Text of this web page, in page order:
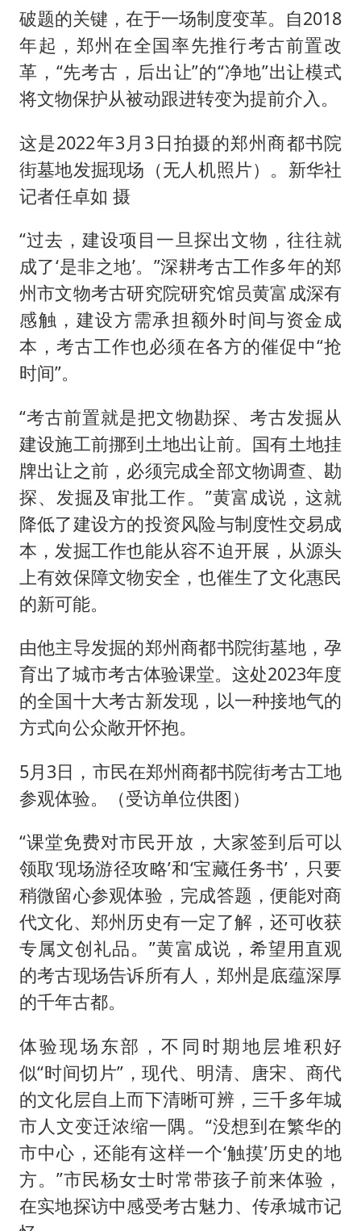
破题的关键，在于一场制度变革。自2018
年起，郑州在全国率先推行考古前置改
革，“先考古，后出让”的“净地”出让模式
将文物保护从被动跟进转变为提前介入。
这是2022年3月3日拍摄的郑州商都书院
街墓地发掘现场（无人机照片）。新华社
记者任卓如 摄
“过去，建设项目一旦探出文物，往往就
成了‘是非之地’。”深耕考古工作多年的郑
州市文物考古研究院研究馆员黄富成深有
感触，建设方需承担额外时间与资金成
本，考古工作也必须在各方的催促中“抢
时间”。
“考古前置就是把文物勘探、考古发掘从
建设施工前挪到土地出让前。国有土地挂
牌出让之前，必须完成全部文物调查、勘
探、发掘及审批工作。”黄富成说，这就
降低了建设方的投资风险与制度性交易成
本，发掘工作也能从容不迫开展，从源头
上有效保障文物安全，也催生了文化惠民
的新可能。
由他主导发掘的郑州商都书院街墓地，孕
育出了城市考古体验课堂。这处2023年度
的全国十大考古新发现，以一种接地气的
方式向公众敞开怀抱。
5月3日，市民在郑州商都书院街考古工地
参观体验。（受访单位供图）
“课堂免费对市民开放，大家签到后可以
领取‘现场游径攻略’和‘宝藏任务书’，只要
稍微留心参观体验，完成答题，便能对商
代文化、郑州历史有一定了解，还可收获
专属文创礼品。”黄富成说，希望用直观
的考古现场告诉所有人，郑州是底蕴深厚
的千年古都。
体验现场东部，不同时期地层堆积好
似“时间切片”，现代、明清、唐宋、商代
的文化层自上而下清晰可辨，三千多年城
市人文变迁浓缩一隅。“没想到在繁华的
市中心，还能有这样一个‘触摸’历史的地
方。”市民杨女士时常带孩子前来体验，
在实地探访中感受考古魅力、传承城市记